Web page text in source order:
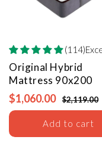
Original Hybrid
Mattress 90x200
$1,060.00 $2,119.00
Add to cart